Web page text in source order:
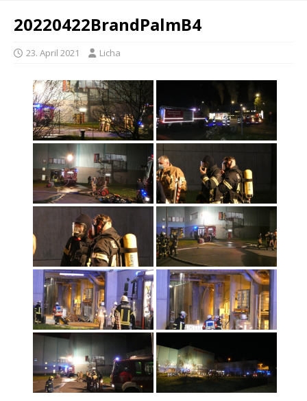
20220422BrandPalmB4
23. April 2021 Licha